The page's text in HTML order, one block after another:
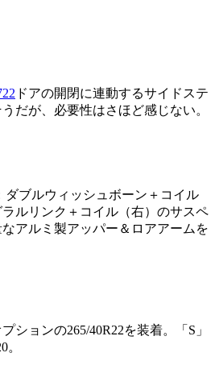
ドアの開閉に連動するサイドステ
だが、必要性はさほど感じない。
ダブルウィッシュボーン＋コイル
ラルリンク＋コイル（右）のサスペ
アルミ製アッパー＆ロアアームを
ションの265/40R22を装着。「S」